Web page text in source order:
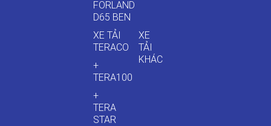
FORLAND
D65 BEN
XE TẢI
TERACO
+
TERA100
+
TERA
STAR
XE
TẢI
KHÁC